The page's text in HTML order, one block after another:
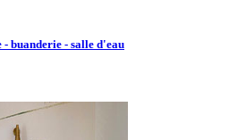
buanderie - salle d'eau